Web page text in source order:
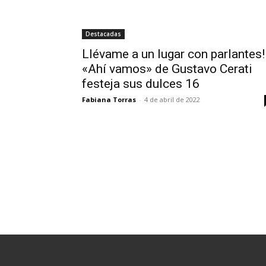
Destacadas
Llévame a un lugar con parlantes!
«Ahí vamos» de Gustavo Cerati
festeja sus dulces 16
Fabiana Torras - 4 de abril de 2022